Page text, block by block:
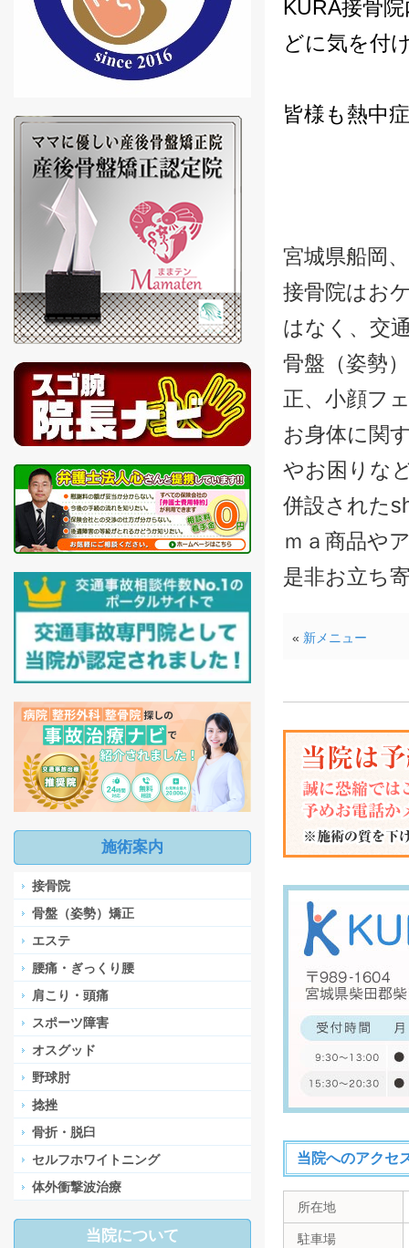
KURA接骨
どに気を付
皆様も熱中
宮城県船岡
接骨院はお
はなく、交
骨盤（姿勢
正、小顔フ
お身体に関
やお困りな
併設された
ｍａ商品や
是非お立ち
« 新メニュー
当院へのアクセ
所在地
駐車場
施術案内
接骨院
骨盤（姿勢）矯正
エステ
腰痛・ぎっくり腰
肩こり・頭痛
スポーツ障害
オスグッド
野球肘
捻挫
骨折・脱臼
セルフホワイトニング
体外衝撃波治療
当院について